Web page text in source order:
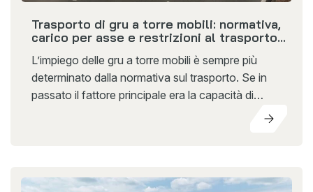
Trasporto di gru a torre mobili: normativa,
carico per asse e restrizioni al trasporto
L’impiego delle gru a torre mobili è sempre più
determinato dalla normativa sul trasporto. Se in
passato il fattore principale era la capacità di